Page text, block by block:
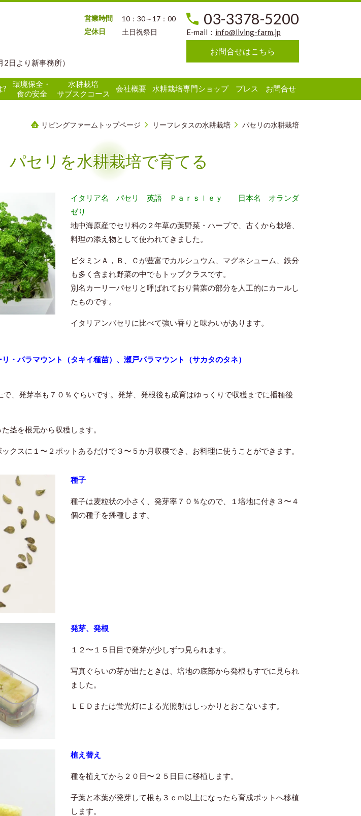
より新事務所）
営業時間
10：30～17：00
定休日
土日祝祭日
03-3378-5200
E-mail： info@living-farm.jp
お問合せはこちら
?
環境保全・
食の安全
水耕栽培
サブスクコース
会社概要 水耕栽培専門ショップ プレス お問合せ
リビングファームトップページ リーフレタスの水耕栽培 パセリの水耕栽培
パセリを水耕栽培で育てる
イタリア名 パセリ 英語 Ｐａｒｓｌｅｙ 日本名 オランダ
ゼり
地中海原産でセリ科の２年草の葉野菜・ハーブで、古くから栽培、
料理の添え物として使われてきました。
ビタミンＡ，Ｂ、Ｃが豊富でカルシュウム、マグネシューム、鉄分
も多く含まれ野菜の中でもトップクラスです。
別名カーリーパセリと呼ばれており昔葉の部分を人工的にカールし
たものです。
イタリアンパセリに比べて強い香りと味わいがあります。
リ・パラマウント（タキイ種苗）、瀬戸パラマウント（サカタのタネ）
、発芽率も７０％ぐらいです。発芽、発根後も成育はゆっくりで収穫までに播種後
茎を根元から収穫します。
クスに１〜２ポットあるだけで３〜５か月収穫でき、お料理に使うことができます。
種子
種子は麦粒状の小さく、発芽率７０％なので、１培地に付き３〜４
個の種子を播種します。
発芽、発根
１２〜１５日目で発芽が少しずつ見られます。
写真ぐらいの芽が出たときは、培地の底部から発根もすでに見られ
ました。
ＬＥＤまたは蛍光灯による光照射はしっかりとおこないます。
植え替え
種を植えてから２０日〜２５日目に移植します。
子葉と本葉が発芽して根も３ｃｍ以上になったら育成ポットへ移植
します。